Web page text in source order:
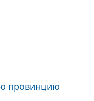
провинцию